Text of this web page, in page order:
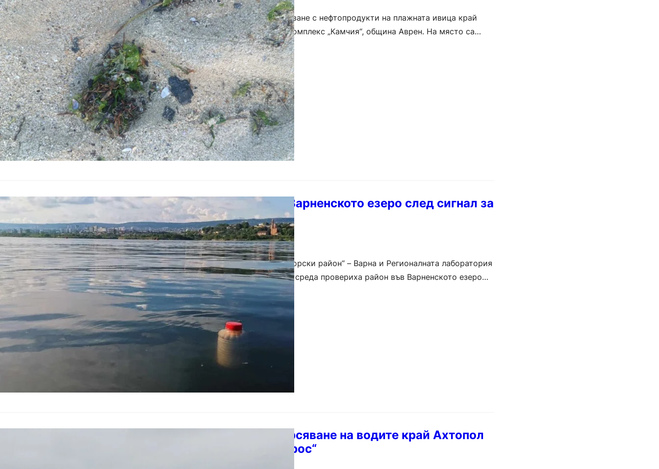
Експерти провериха сигнал за замърсяване с нефтопродукти на плажната ивица край
морски плаж „Романтика“ в курортен комплекс „Камчия“, община Аврен. На място са
били екипи на РИОСВ – Варна, Басейнова…
Експерти взеха проби от Варненското езеро след сигнал за
замърсяване
България–14.06.2026
Екипи на Басейнова дирекция „Черноморски район“ – Варна и Регионалната лаборатория
към Изпълнителната агенция по околна среда провериха район във Варненското езеро
след сигнал за умряла риба. Сигналът е подаден…
МОСВ отчита: Няма замърсяване на водите край Ахтопол
след изтеглянето на „Кайрос“